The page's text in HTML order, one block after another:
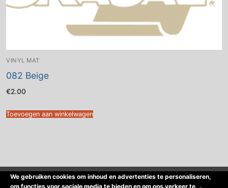
VINYL MAT
082 Beige
€2.00
Toevoegen aan winkelwagen
We gebruiken cookies om inhoud en advertenties te personaliseren,
om functies voor sociale media te bieden en om ons verkeer te